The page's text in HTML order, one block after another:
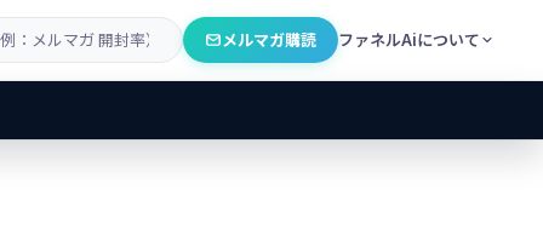
メルマガ購読 ファネルAiについて